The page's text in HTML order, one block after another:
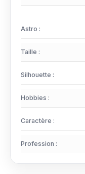
Astro :
Taille :
Silhouette :
Hobbies :
Caractère :
Profession :